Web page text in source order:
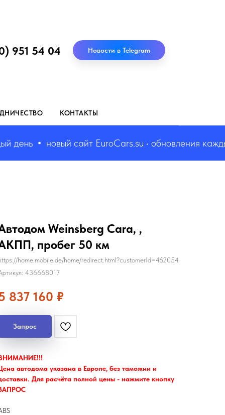
951 54 04 Новости в Telegram
КОНТАКТЫ
новый сайт EuroCars.su • обновления каждый
Weinsberg Cara, ,
пробег 50 км
home.mobile.de/home/redirect.html?customerId=462054
436668017
837 160 ₽
Запрос
автодома указана в Европе, без таможни и
Для расчёта полной цены - нажмите кнопку